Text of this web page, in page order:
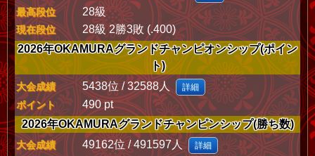
最高段位 28級
現在段位
28級 2勝3敗 (.400)
2026年OKAMURAグランドチャンピオンシップ(ポイン
ト)
大会成績 5438位 / 32588人 詳細
ポイント
490 pt
2026年OKAMURAグランドチャンピンシップ(勝ち数)
大会成績 49162位 / 491597人 詳細